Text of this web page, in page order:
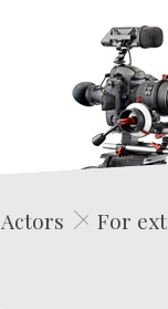
Actors For